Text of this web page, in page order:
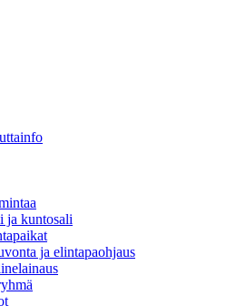
ja kuntosali
ja elintapaohjaus